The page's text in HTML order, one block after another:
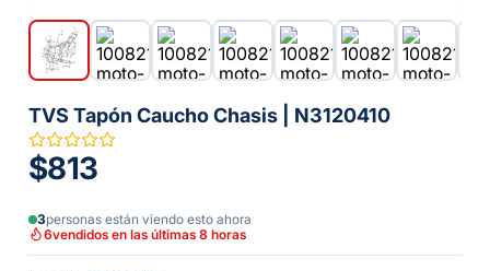
TVS Tapón Caucho Chasis | N3120410
$813
3personas están viendo esto ahora
6vendidos en las últimas 8 horas